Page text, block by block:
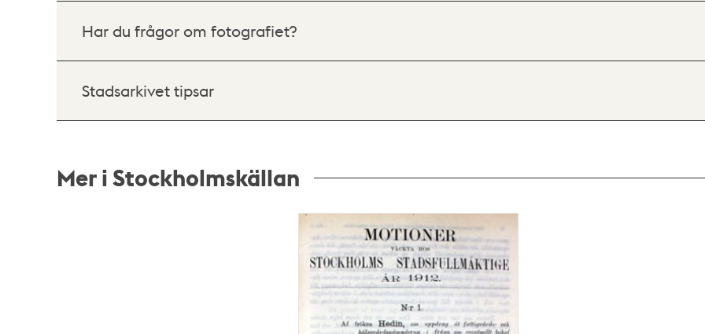
Har du frågor om fotografiet?
Stadsarkivet tipsar
Mer i Stockholmskällan